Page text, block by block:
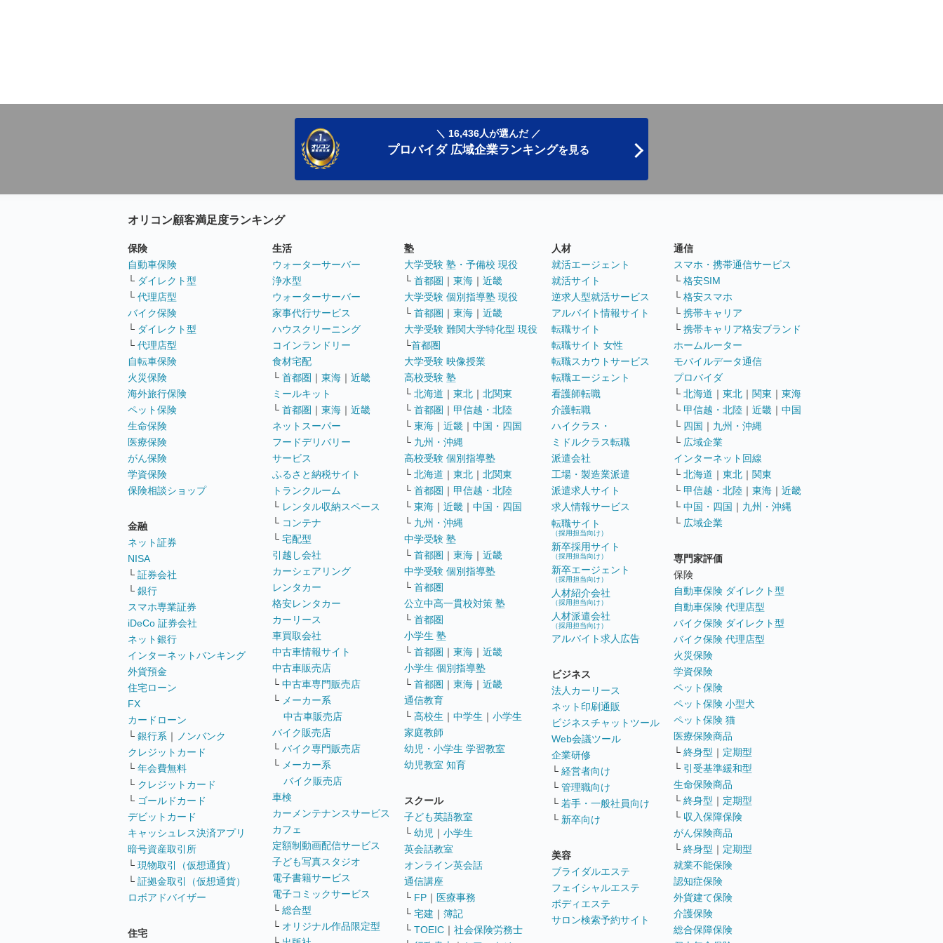
＼ 16,436人が選んだ ／
プロバイダ 広域企業ランキングを見る
オリコン顧客満足度ランキング
保険
自動車保険
└ ダイレクト型
└ 代理店型
バイク保険
└ ダイレクト型
└ 代理店型
自転車保険
火災保険
海外旅行保険
ペット保険
生命保険
医療保険
がん保険
学資保険
保険相談ショップ
金融
ネット証券
NISA
└ 証券会社
└ 銀行
スマホ専業証券
iDeCo 証券会社
ネット銀行
インターネットバンキング
外貨預金
住宅ローン
FX
カードローン
└ 銀行系 ｜
ノンバンク
クレジットカード
└ 年会費無料
└ クレジットカード
└ ゴールドカード
デビットカード
キャッシュレス決済アプリ
暗号資産取引所
└ 現物取引（仮想通貨）
└ 証拠金取引（仮想通貨）
ロボアドバイザー
住宅
生活
ウォーターサーバー
浄水型
ウォーターサーバー
家事代行サービス
ハウスクリーニング
コインランドリー
食材宅配
└ 首都圏 ｜ 東海 ｜ 近畿
ミールキット
└ 首都圏 ｜ 東海 ｜ 近畿
ネットスーパー
フードデリバリー
サービス
ふるさと納税サイト
トランクルーム
└ レンタル収納スペース
└ コンテナ
└ 宅配型
引越し会社
カーシェアリング
レンタカー
格安レンタカー
カーリース
車買取会社
中古車情報サイト
中古車販売店
└ 中古車専門販売店
└ メーカー系
中古車販売店
バイク販売店
└ バイク専門販売店
└ メーカー系
バイク販売店
車検
カーメンテナンスサービス
カフェ
定額制動画配信サービス
子ども写真スタジオ
電子書籍サービス
電子コミックサービス
└ 総合型
└ オリジナル作品限定型
塾
大学受験 塾・予備校 現役
└ 首都圏 ｜ 東海 ｜ 近畿
大学受験 個別指導塾 現役
└ 首都圏 ｜ 東海 ｜ 近畿
大学受験 難関大学特化型 現役
└首都圏
大学受験 映像授業
高校受験 塾
└ 北海道 ｜ 東北 ｜ 北関東
└ 首都圏 ｜ 甲信越・北陸
└ 東海 ｜ 近畿 ｜ 中国・四国
└ 九州・沖縄
高校受験 個別指導塾
└ 北海道 ｜ 東北 ｜ 北関東
└ 首都圏 ｜ 甲信越・北陸
└ 東海 ｜ 近畿 ｜ 中国・四国
└ 九州・沖縄
中学受験 塾
└ 首都圏 ｜ 東海 ｜ 近畿
中学受験 個別指導塾
└ 首都圏
公立中高一貫校対策 塾
└ 首都圏
小学生 塾
└ 首都圏 ｜ 東海 ｜ 近畿
小学生 個別指導塾
└ 首都圏 ｜ 東海 ｜ 近畿
通信教育
└ 高校生 ｜ 中学生 ｜ 小学生
家庭教師
幼児・小学生 学習教室
幼児教室 知育
スクール
子ども英語教室
└ 幼児 ｜ 小学生
英会話教室
オンライン英会話
通信講座
└ FP ｜ 医療事務
└ 宅建 ｜ 簿記
└ TOEIC ｜ 社会保険労務士
人材
就活エージェント
就活サイト
逆求人型就活サービス
アルバイト情報サイト
転職サイト
転職サイト 女性
転職スカウトサービス
転職エージェント
看護師転職
介護転職
ハイクラス・
ミドルクラス転職
派遣会社
工場・製造業派遣
派遣求人サイト
求人情報サービス
転職サイト
（採用担当向け）
新卒採用サイト
（採用担当向け）
新卒エージェント
（採用担当向け）
人材紹介会社
（採用担当向け）
人材派遣会社
（採用担当向け）
アルバイト求人広告
ビジネス
法人カーリース
ネット印刷通販
ビジネスチャットツール
Web会議ツール
企業研修
└ 経営者向け
└ 管理職向け
└ 若手・一般社員向け
└ 新卒向け
美容
ブライダルエステ
フェイシャルエステ
ボディエステ
サロン検索予約サイト
通信
スマホ・携帯通信サービス
└ 格安SIM
└ 格安スマホ
└ 携帯キャリア
└ 携帯キャリア格安ブランド
ホームルーター
モバイルデータ通信
プロバイダ
└ 北海道 ｜ 東北 ｜ 関東 ｜ 東海
└ 甲信越・北陸 ｜ 近畿 ｜ 中国
└ 四国 ｜ 九州・沖縄
└ 広域企業
インターネット回線
└ 北海道 ｜ 東北 ｜ 関東
└ 甲信越・北陸 ｜ 東海 ｜ 近畿
└ 中国・四国 ｜ 九州・沖縄
└ 広域企業
専門家評価
保険
自動車保険 ダイレクト型
自動車保険 代理店型
バイク保険 ダイレクト型
バイク保険 代理店型
火災保険
学資保険
ペット保険
ペット保険 小型犬
ペット保険 猫
医療保険商品
└ 終身型 ｜ 定期型
└ 引受基準緩和型
生命保険商品
└ 終身型 ｜ 定期型
└ 収入保障保険
がん保険商品
└ 終身型 ｜ 定期型
就業不能保険
認知症保険
外貨建て保険
介護保険
総合保障保険